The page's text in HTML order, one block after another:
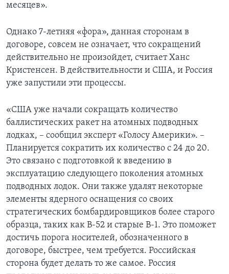
месяцев».
Однако 7-летняя «фора», данная сторонам в
договоре, совсем не означает, что сокращений
действительно не произойдет, считает Ханс
Кристенсен. В действительности и США, и Россия
уже запустили эти процессы.
«США уже начали сокращать количество
баллистических ракет на атомных подводных
лодках, – сообщил эксперт «Голосу Америки». –
Планируется сократить их количество с 24 до 20.
Это связано с подготовкой к введению в
эксплуатацию следующего поколения атомных
подводных лодок. Они также удалят некоторые
элементы ядерного оснащения со своих
стратегических бомбардировщиков более старого
образца, таких как B-52 и старые B-1. Это поможет
достичь порога носителей, обозначенного в
договоре, быстрее, чем требуется. Российская
сторона будет делать то же самое. Россия